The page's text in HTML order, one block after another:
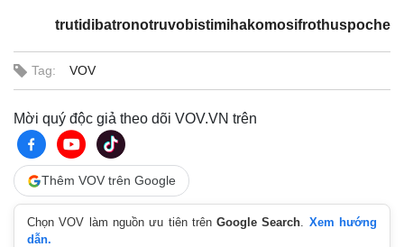
trutidibatronotruvobistimihakomosifrothuspoche
Tag: VOV
Mời quý độc giả theo dõi VOV.VN trên
Thêm VOV trên Google
Chọn VOV làm nguồn ưu tiên trênGoogle Search. Xem hướng
dẫn.